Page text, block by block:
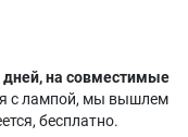
на совместимые
с лампой, мы вышлем
бесплатно.